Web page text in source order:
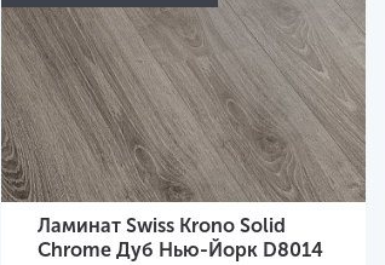
Ламинат Swiss Krono Solid
Chrome Дуб Нью-Йорк D8014